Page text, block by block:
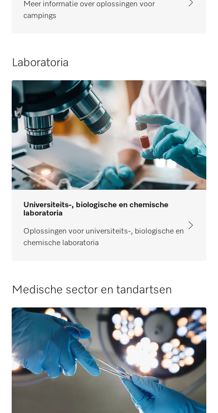
Meer informatie over oplossingen voor
campings
Laboratoria
Universiteits-, biologische en chemische
laboratoria
Oplossingen voor universiteits-, biologische en
chemische laboratoria
Medische sector en tandartsen